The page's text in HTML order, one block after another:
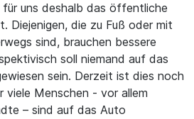
uns deshalb das öffentliche
Diejenigen, die zu Fuß oder mit
sind, brauchen bessere
soll niemand auf das
sein. Derzeit ist dies noch
viele Menschen - vor allem
– sind auf das Auto